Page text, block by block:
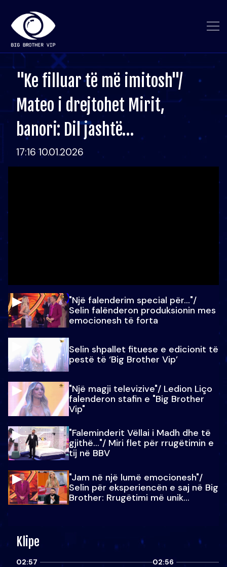
"Ke filluar të më imitosh"/
Mateo i drejtohet Mirit,
banori: Dil jashtë…
17:16 10.01.2026
"Një falenderim special për…"/
Selin falënderon produksionin mes
emocionesh të forta
Selin shpallet fituese e edicionit të
pestë të ‘Big Brother Vip’
"Një magji televizive"/ Ledion Liço
falenderon stafin e "Big Brother
Vip"
"Faleminderit Vëllai i Madh dhe të
gjithë…"/ Miri flet për rrugëtimin e
tij në BBV
"Jam në një lumë emocionesh"/
Selin për eksperiencën e saj në Big
Brother: Rrugëtimi më unik…
Klipe
02:57 02:56